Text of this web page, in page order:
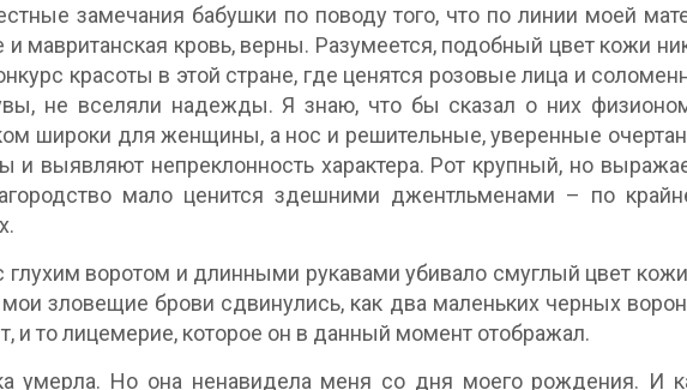
замечания бабушки по поводу того, что по линии моей
и мавританская кровь, верны. Разумеется, подобный цвет кожи
красоты в этой стране, где ценятся розовые лица и
не вселяли надежды. Я знаю, что бы сказал о них
широки для женщины, а нос и решительные, уверенные
и выявляют непреклонность характера. Рот крупный, но
мало ценится здешними джентльменами – по
глухим воротом и длинными рукавами убивало смуглый цвет
мои зловещие брови сдвинулись, как два маленьких черных
и то лицемерие, которое он в данный момент отображал.
умерла. Но она ненавидела меня со дня моего рождения. И